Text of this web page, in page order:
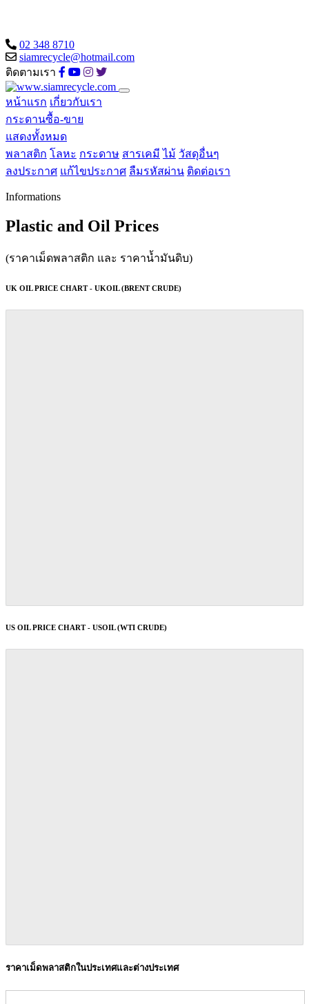
02 348 8710
siamrecycle@hotmail.com
ติดตามเรา
หน้าแรก เกี่ยวกับเรา
กระดานซื้อ-ขาย
แสดงทั้งหมด
พลาสติก โลหะ กระดาษ สารเคมี ไม้ วัสดุอื่นๆ
ลงประกาศ แก้ไขประกาศ ลืมรหัสผ่าน ติดต่อเรา
Informations
Plastic and Oil Prices
(ราคาเม็ดพลาสติก และ ราคาน้ำมันดิบ)
UK OIL PRICE CHART - UKOIL (BRENT CRUDE)
US OIL PRICE CHART - USOIL (WTI CRUDE)
ราคาเม็ดพลาสติกในประเทศและต่างประเทศ